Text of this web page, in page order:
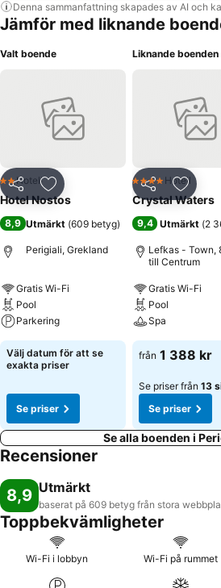
Denna sammanfattning skapades av AI och
Jämför med liknande
Valt boende
Dela Lägg till i Mina Favoriter
2 Stjärnor
Hotell
Hotel Nostos
8,9 Utmärkt (609 betyg)
Perigiali, Grekland
Gratis Wi-Fi
Pool
Parkering
Välj datum för att se
exakta priser
Se priser
Liknande boenden
Dela Lägg
4 StjärnorHotell
Crystal Waters
9,4 Utmärkt (2
Lefkas - Town,
till Centrum
Gratis Wi-Fi
Pool
Spa
från 1 388 kr
Se priser från 13
Se priser
Se alla boenden i
Recensioner
8,9 Utmärkt
baserat på 609 betyg från stora
Toppbekvämligheter
Wi-Fi i lobbyn Wi-Fi på rummet